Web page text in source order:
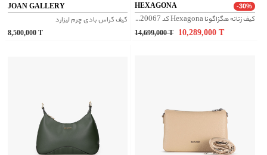
JOAN GALLERY
کیف کراس بادی چرم لیزارد
8,500,000
HEXAGONA -30%
کیف زنانه هگزاگونا Hexagona کد 5620067
14,699,000 T 10,289,000